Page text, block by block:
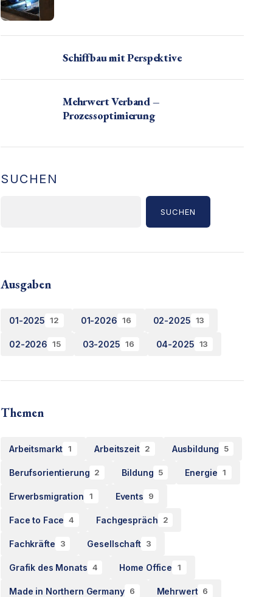
Schiffbau mit Perspektive
Mehrwert Verband –
Prozessoptimierung
SUCHEN
SUCHEN
Ausgaben
01-2025 12 01-2026 16 02-2025 13
02-2026 15 03-2025 16 04-2025 13
Themen
Arbeitsmarkt 1 Arbeitszeit 2 Ausbildung 5
Berufsorientierung 2 Bildung 5 Energie 1
Erwerbsmigration 1 Events 9
Face to Face 4 Fachgespräch 2
Fachkräfte 3 Gesellschaft 3
Grafik des Monats 4 Home Office 1
Made in Northern Germany 6 Mehrwert 6